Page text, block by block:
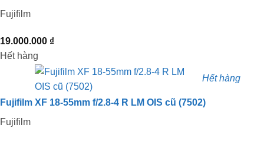
Fujifilm
19.000.000 ₫
Hết hàng
Hết hàng
Fujifilm XF 18-55mm f/2.8-4 R LM OIS cũ (7502)
Fujifilm